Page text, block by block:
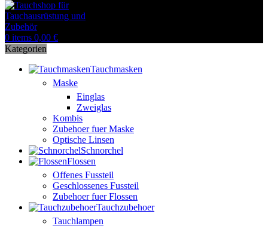
0 items 0,00 €
Kategorien
Tauchmasken
Maske
Einglas
Zweiglas
Kombis
Zubehoer fuer Maske
Optische Linsen
Schnorchel
Flossen
Offenes Fussteil
Geschlossenes Fussteil
Zubehoer fuer Flossen
Tauchzubehoer
Tauchlampen